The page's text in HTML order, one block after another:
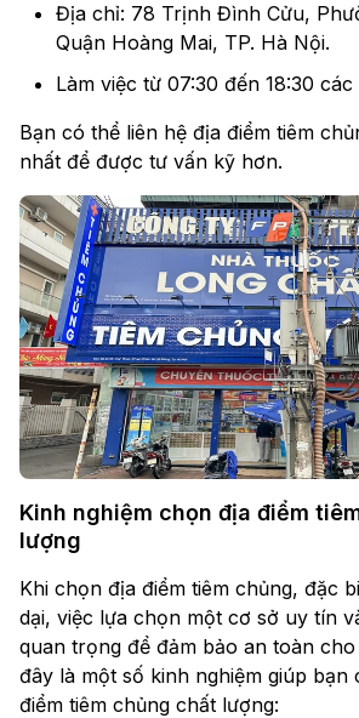
Địa chỉ: 78 Trịnh Đình Cửu,
Quận Hoàng Mai, TP. Hà Nội.
Làm việc từ 07:30 đến 18:30
Bạn có thể liên hệ địa điểm tiêm
nhất để được tư vấn kỹ hơn.
Kinh nghiệm chọn địa điểm
lượng
Khi chọn địa điểm tiêm chủng, đặc
dại, việc lựa chọn một cơ sở uy tín
quan trọng để đảm bảo an toàn
đây là một số kinh nghiệm giúp bạn
điểm tiêm chủng chất lượng: